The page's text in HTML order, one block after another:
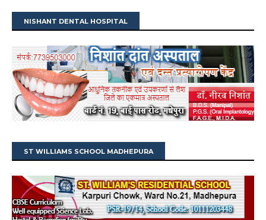
NISHANT DENTAL HOSPITAL
ST WILLIAMS SCHOOL MADHEPURA